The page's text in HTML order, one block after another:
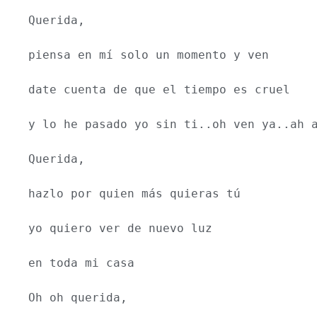
Querida,
piensa en mí solo un momento y ven
date cuenta de que el tiempo es cruel
y lo he pasado yo sin ti..oh ven ya..ah
Querida,
hazlo por quien más quieras tú
yo quiero ver de nuevo luz
en toda mi casa
Oh oh querida,